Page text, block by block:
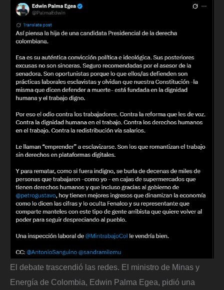
El debate trascendió las redes. El ministro de Minas y
Energía de Colombia, Edwin Palma Egea, pidió una